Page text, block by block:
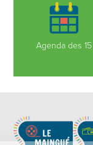
Agenda des 15